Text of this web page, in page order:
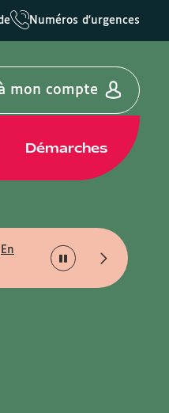
Numéros d'urgences
mon compte
Démarches
En
Infos travaux :